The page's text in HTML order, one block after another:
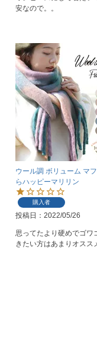
安なので。。
ウール調 ボリューム マ
らハッピーマリリン
購入者
投稿日 2022/05/26
思ってたより硬めでゴワ
きたい方はあまりオスス